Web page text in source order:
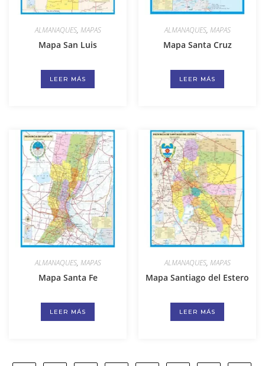
ALMANAQUES, MAPAS
Mapa San Luis
LEER MÁS
ALMANAQUES, MAPAS
Mapa Santa Cruz
LEER MÁS
ALMANAQUES, MAPAS
Mapa Santa Fe
LEER MÁS
ALMANAQUES, MAPAS
Mapa Santiago del Estero
LEER MÁS